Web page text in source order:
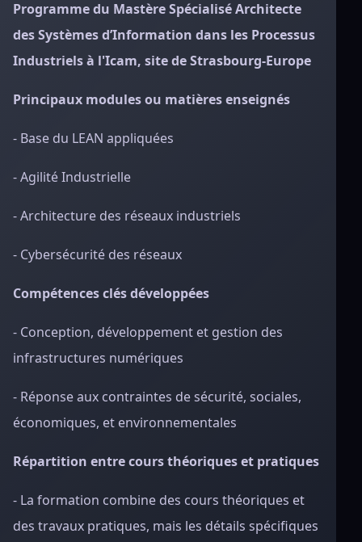
Programme du Mastère Spécialisé Architecte
des Systèmes d’Information dans les Processus
Industriels à l'Icam, site de Strasbourg-Europe
Principaux modules ou matières enseignés
- Base du LEAN appliquées
- Agilité Industrielle
- Architecture des réseaux industriels
- Cybersécurité des réseaux
Compétences clés développées
- Conception, développement et gestion des
infrastructures numériques
- Réponse aux contraintes de sécurité, sociales,
économiques, et environnementales
Répartition entre cours théoriques et pratiques
- La formation combine des cours théoriques et
des travaux pratiques, mais les détails spécifiques